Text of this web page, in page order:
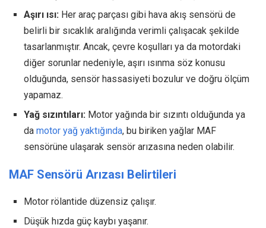
Aşırı ısı: Her araç parçası gibi hava akış sensörü de
belirli bir sıcaklık aralığında verimli çalışacak şekilde
tasarlanmıştır. Ancak, çevre koşulları ya da motordaki
diğer sorunlar nedeniyle, aşırı ısınma söz konusu
olduğunda, sensör hassasiyeti bozulur ve doğru ölçüm
yapamaz.
Yağ sızıntıları: Motor yağında bir sızıntı olduğunda ya
da motor yağ yaktığında, bu biriken yağlar MAF
sensörüne ulaşarak sensör arızasına neden olabilir.
MAF Sensörü Arızası Belirtileri
Motor rölantide düzensiz çalışır.
Düşük hızda güç kaybı yaşanır.